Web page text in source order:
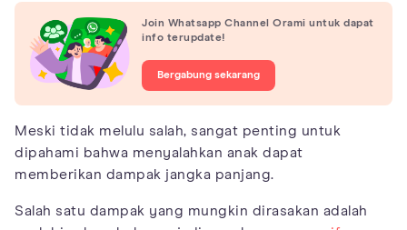
Join Whatsapp Channel Orami untuk dapat
info terupdate!
Bergabung sekarang
Meski tidak melulu salah, sangat penting untuk
dipahami bahwa menyalahkan anak dapat
memberikan dampak jangka panjang.
Salah satu dampak yang mungkin dirasakan adalah